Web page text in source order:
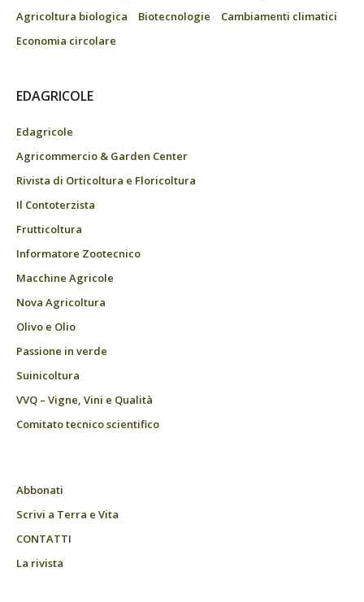
Agricoltura biologica
Biotecnologie
Cambiamenti climatici
Economia circolare
EDAGRICOLE
Edagricole
Agricommercio & Garden Center
Rivista di Orticoltura e Floricoltura
Il Contoterzista
Frutticoltura
Informatore Zootecnico
Macchine Agricole
Nova Agricoltura
Olivo e Olio
Passione in verde
Suinicoltura
VVQ – Vigne, Vini e Qualità
Comitato tecnico scientifico
Abbonati
Scrivi a Terra e Vita
CONTATTI
La rivista